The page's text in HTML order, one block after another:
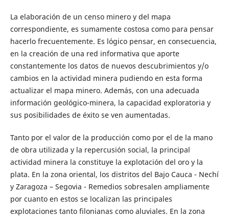
La elaboración de un censo minero y del mapa
correspondiente, es sumamente costosa como para pensar
hacerlo frecuentemente. Es lógico pensar, en consecuencia,
en la creación de una red informativa que aporte
constantemente los datos de nuevos descubrimientos y/o
cambios en la actividad minera pudiendo en esta forma
actualizar el mapa minero. Además, con una adecuada
información geológico-minera, la capacidad exploratoria y
sus posibilidades de éxito se ven aumentadas.
Tanto por el valor de la producción como por el de la mano
de obra utilizada y la repercusión social, la principal
actividad minera la constituye la explotación del oro y la
plata. En la zona oriental, los distritos del Bajo Cauca - Nechí
y Zaragoza – Segovia - Remedios sobresalen ampliamente
por cuanto en estos se localizan las principales
explotaciones tanto filonianas como aluviales. En la zona